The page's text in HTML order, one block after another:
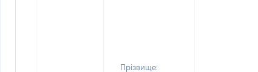
Прізвище: